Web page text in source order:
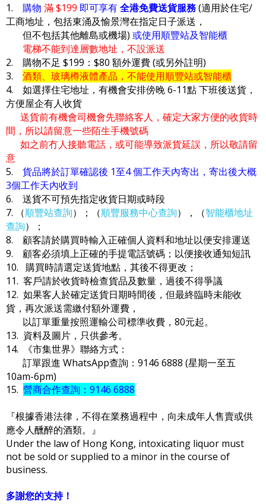
1. 購物 滿 $199 即可享有全港免費送貨服務(適用於住宅/
工商地址，包括東涌及愉景灣在指定日子派送，
但不包括其他離島或機場) 或使用順豐站及智能櫃
電梯不能到達層數地址，不設派送
2. 購物不足 $199：$80 額外運費 (或另外註明)
3. 酒類、玻璃樽液體產品，不能使用順豐站或智能櫃
4. 如選擇住宅地址，有機會安排傍晚 6-11點 下班後送貨，
方便屋企有人收貨
送貨前有機會司機會先聯絡客人，確定大家方便的收貨時
間，所以請留意一些陌生手機號碼
如之前冇人接聽電話，或可能導致派貨延誤，所以敬請留
意
5. 貨品將於訂單確認後 1至4 個工作天內寄出，寄出後大概
3個工作天內收到
6. 送貨不可預先指定收貨日期或時段
7. （順豐站查詢）；（順豐服務中心查詢），（智能櫃地址
查詢）；
8. 顧客請於購買時輸入正確個人資料和地址以便安排運送
9. 顧客必須填上正確的手提電話號碼；以便接收通知短訊
10. 購買時請選定送貨地點，其後不得更改；
11. 客戶請於收貨時檢查貨品及數量，過後不得爭議
12. 如果客人於確定送貨日期時間後，但最終臨時未能收
貨，再次派送需繳付額外運費，
以訂單重量按照運輸公司標準收費，80元起。
13. 資料及圖片，只供參考。
14. 《市集世界》聯絡方式：
訂單跟進 WhatsApp查詢：9146 6888 (星期一至五
10am-6pm)
15. 營商合作查詢：9146 6888
『根據香港法律，不得在業務過程中，向未成年人售賣或供
應令人醺醉的酒類。』
Under the law of Hong Kong, intoxicating liquor must
not be sold or supplied to a minor in the course of
business.
多謝您的支持！